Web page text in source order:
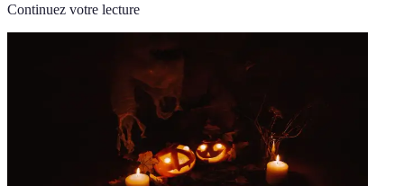
Continuez votre lecture